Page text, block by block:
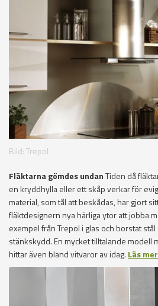
Bild: Trepol
Fläktarna gömdes undanTiden då
en kryddhylla eller ett skåp verkar för
material, som tål att beskådas, har gjort
fläktdesignern nya härliga ytor att jobba
exempel från Trepol i glas och borstat
stänkskydd. En mycket tilltalande modell
hittar även bland vitvaror av idag. Läs